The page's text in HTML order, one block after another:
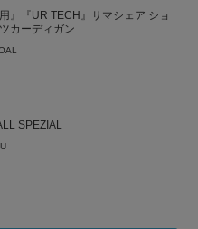
』『UR TECH』サマシェア ショ
カーディガン
SPEZIAL